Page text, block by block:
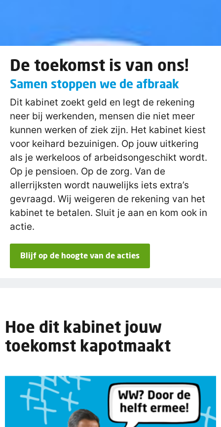
De toekomst is van ons!
Samen stoppen we de afbraak
Dit kabinet zoekt geld en legt de rekening
neer bij werkenden, mensen die niet meer
kunnen werken of ziek zijn. Het kabinet kiest
voor keihard bezuinigen. Op jouw uitkering
als je werkeloos of arbeidsongeschikt wordt.
Op je pensioen. Op de zorg. Van de
allerrijksten wordt nauwelijks iets extra’s
gevraagd. Wij weigeren de rekening van het
kabinet te betalen. Sluit je aan en kom ook in
actie.
Blijf op de hoogte van de acties
Hoe dit kabinet jouw
toekomst kapotmaakt